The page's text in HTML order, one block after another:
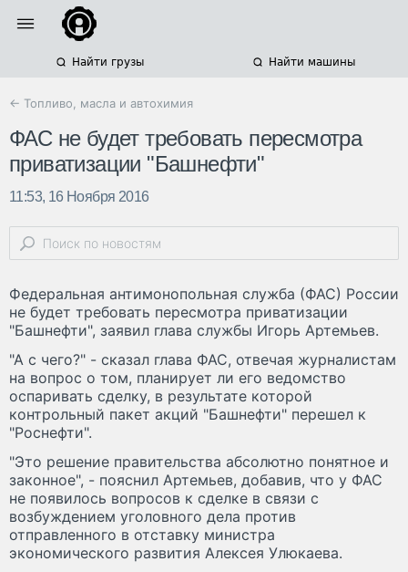
Найти грузы Найти машины
← Топливо, масла и автохимия
ФАС не будет требовать пересмотра
приватизации "Башнефти"
11:53, 16 Ноября 2016
Федеральная антимонопольная служба (ФАС) России
не будет требовать пересмотра приватизации
"Башнефти", заявил глава службы Игорь Артемьев.
"А с чего?" - сказал глава ФАС, отвечая журналистам
на вопрос о том, планирует ли его ведомство
оспаривать сделку, в результате которой
контрольный пакет акций "Башнефти" перешел к
"Роснефти".
"Это решение правительства абсолютно понятное и
законное", - пояснил Артемьев, добавив, что у ФАС
не появилось вопросов к сделке в связи с
возбуждением уголовного дела против
отправленного в отставку министра
экономического развития Алексея Улюкаева.